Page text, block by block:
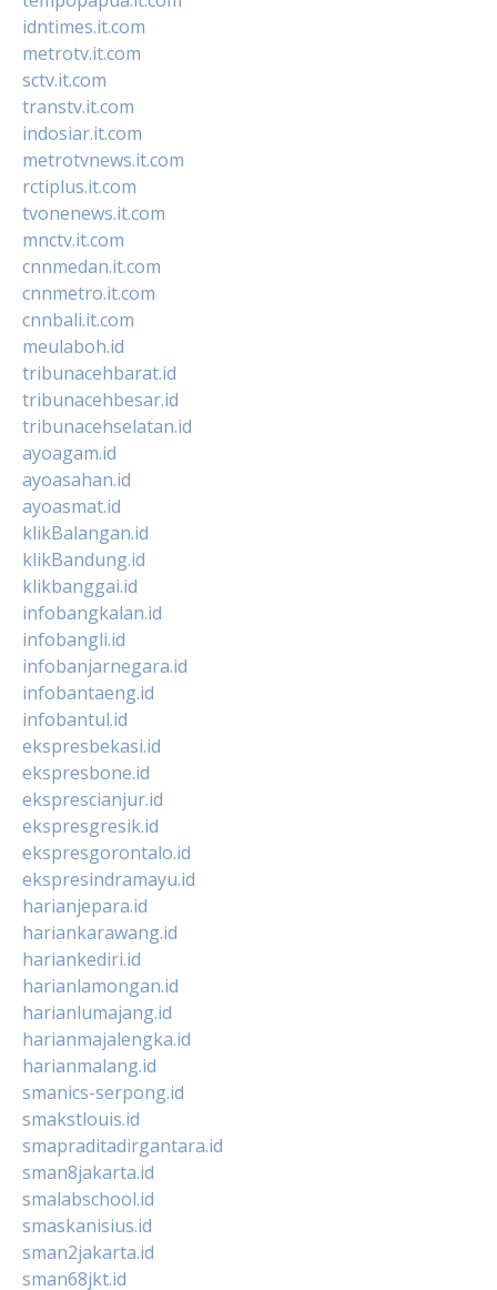
idntimes.it.com
metrotv.it.com
sctv.it.com
transtv.it.com
indosiar.it.com
metrotvnews.it.com
rctiplus.it.com
tvonenews.it.com
mnctv.it.com
cnnmedan.it.com
cnnmetro.it.com
cnnbali.it.com
meulaboh.id
tribunacehbarat.id
tribunacehbesar.id
tribunacehselatan.id
ayoagam.id
ayoasahan.id
ayoasmat.id
klikBalangan.id
klikBandung.id
klikbanggai.id
infobangkalan.id
infobangli.id
infobanjarnegara.id
infobantaeng.id
infobantul.id
ekspresbekasi.id
ekspresbone.id
eksprescianjur.id
ekspresgresik.id
ekspresgorontalo.id
ekspresindramayu.id
harianjepara.id
hariankarawang.id
hariankediri.id
harianlamongan.id
harianlumajang.id
harianmajalengka.id
harianmalang.id
smanics-serpong.id
smakstlouis.id
smapraditadirgantara.id
sman8jakarta.id
smalabschool.id
smaskanisius.id
sman2jakarta.id
sman68jkt.id